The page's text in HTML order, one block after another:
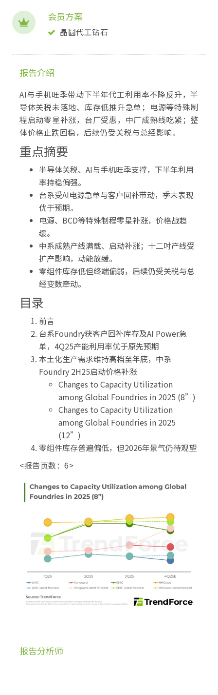
会员方案
晶圆代工钻石
报告介绍
AI与手机旺季带动下半年代工利用率不降反升，半
导体关税未落地、库存低推升急单；电源等特殊制
程启动零星补涨，台厂受惠，中厂成熟线吃紧；整
体价格止跌回稳，后续仍受关税与总经影响。
重点摘要
半导体关税、AI与手机旺季支撑，下半年利用
率持稳偏强。
台系受AI电源急单与客户回补带动，季末表现
优于预期。
电源、BCD等特殊制程零星补涨，价格战趋
缓。
中系成熟产线满载、启动补涨；十二吋产线受
扩产影响，动能放缓。
零组件库存低但终端偏弱，后续仍受关税与总
经变数牵动。
目录
前言
台系Foundry获客户回补库存及AI Power急
单，4Q25产能利用率优于原先预期
本土化生产需求维持高档至年底，中系
Foundry 2H25启动价格补涨
Changes to Capacity Utilization
among Global Foundries in 2025 (8”)
Changes to Capacity Utilization
among Global Foundries in 2025
(12”)
零组件库存普遍偏低，但2026年景气仍待观望
<报告页数：6>
报告分析师